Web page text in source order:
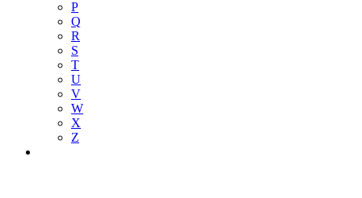
P
Q
R
S
T
U
V
W
X
Z